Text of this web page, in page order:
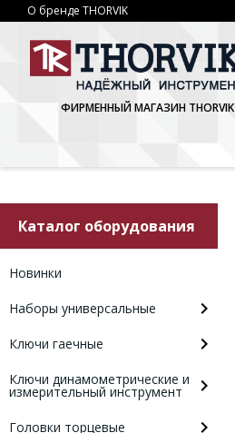
О бренде THORVIK
ФИРМЕННЫЙ МАГАЗИН THORVIK
Каталог оборудования
Новинки
Наборы универсальные
Ключи гаечные
Ключи динамометрические и
измерительный инструмент
Головки торцевые